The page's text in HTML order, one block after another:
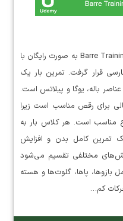
دانلود دوره آمورزشی Barre Training at Home به صورت رایگان با
قرار گرفت. تمرین بار یک
باله، یوگا و پیلاتس است.
برای رقص مناسب است زیرا
مناسب است. هر کلاس بار به
تمرین کامل بدن و افزایش
مختلفی تقسیم می‌شود
پاها، گلوت‌ها و هسته
کم…